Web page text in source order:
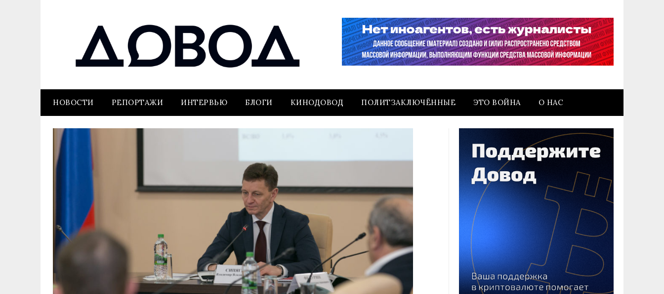
НОВОСТИ РЕПОРТАЖИ ИНТЕРВЬЮ БЛОГИ КИНОДОВОД ПОЛИТЗАКЛЮЧЁННЫЕ ЭТО ВОЙНА О НАС